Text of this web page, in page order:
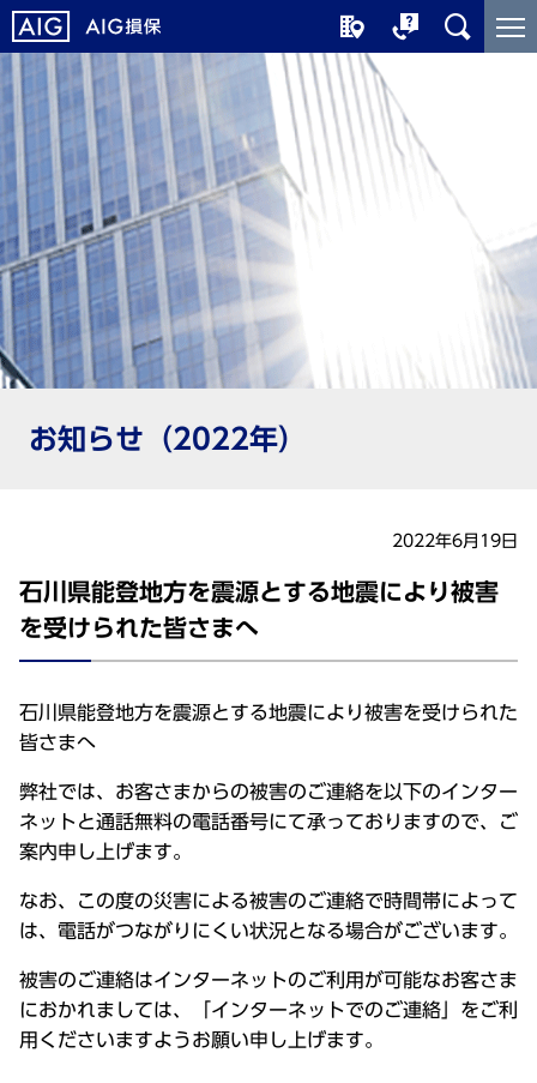
メ
イ
ン
コ
ン
テ
ン
ツ
に
ジ
ャ
ン
プ
こ
こ
か
ら
メ
イ
ン
コ
ン
テ
ン
ツ
で
お知らせ（2022年）
2022年6月19日
石川県能登地方を震源とする地震により被害
を受けられた皆さまへ
石川県能登地方を震源とする地震により被害を受けられた
皆さまへ
弊社では、お客さまからの被害のご連絡を以下のインター
ネットと通話無料の電話番号にて承っておりますので、ご
案内申し上げます。
なお、この度の災害による被害のご連絡で時間帯によって
は、電話がつながりにくい状況となる場合がございます。
被害のご連絡はインターネットのご利用が可能なお客さま
におかれましては、「インターネットでのご連絡」をご利
用くださいますようお願い申し上げます。